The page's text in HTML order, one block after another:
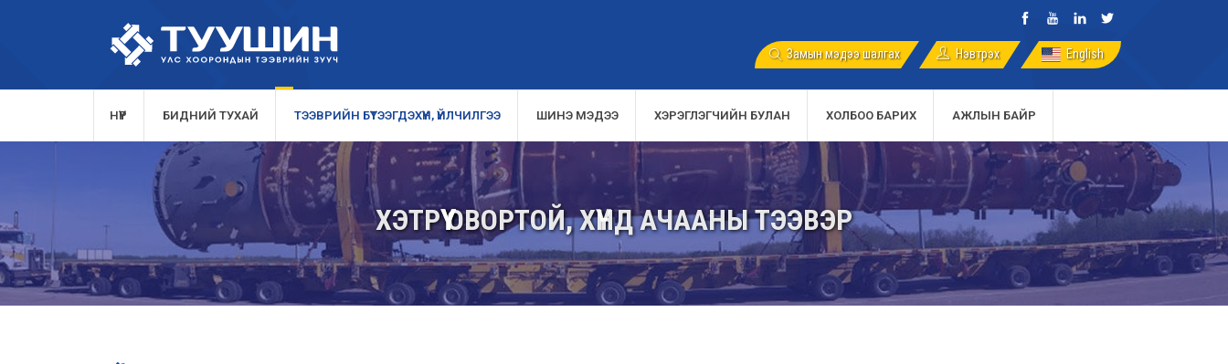
Замын мэдээ шалгах Нэвтрэх English
НҮҮР БИДНИЙ ТУХАЙ ТЭЭВРИЙН БҮТЭЭГДЭХҮҮН, ҮЙЛЧИЛГЭЭ ШИНЭ МЭДЭЭ ХЭРЭГЛЭГЧИЙН БУЛАН ХОЛБОО БАРИХ АЖЛЫН БАЙР
ХЭТРҮҮ ОВОРТОЙ, ХҮНД АЧААНЫ ТЭЭВЭР